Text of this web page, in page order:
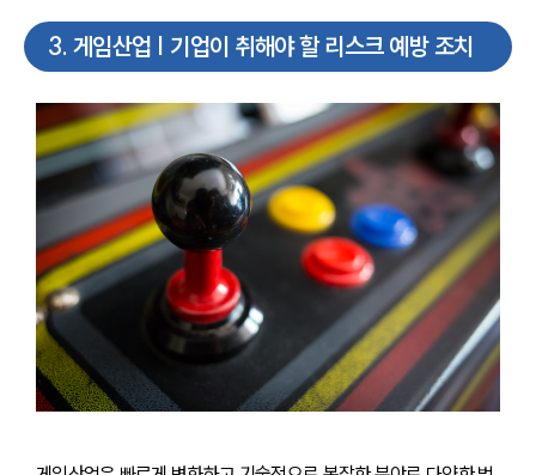
3. 게임산업 | 기업이 취해야 할 리스크 예방 조치